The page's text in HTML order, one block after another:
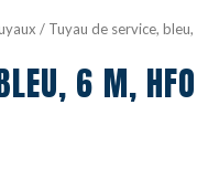
/ Tuyau de service, bleu,
6 M, HFO